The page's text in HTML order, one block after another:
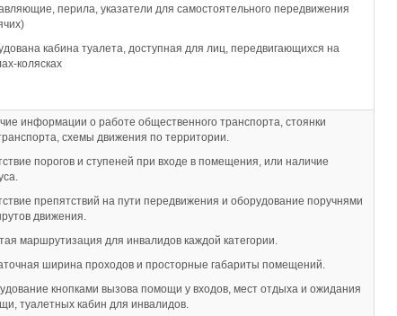
перила, указатели для самостоятельного передвижения
кабина туалета, доступная для лиц, передвигающихся на
колясках
информации о работе общественного транспорта, стоянки
схемы движения по территории.
порогов и ступеней при входе в помещения, или наличие
препятствий на пути передвижения и оборудование поручнями
движения.
маршрутизация для инвалидов каждой категории.
ширина проходов и просторные габариты помещений.
кнопками вызова помощи у входов, мест отдыха и ожидания
туалетных кабин для инвалидов.